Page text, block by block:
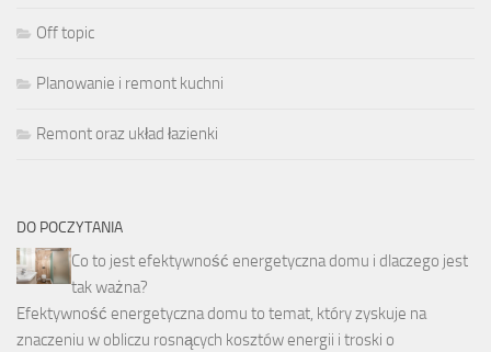
Off topic
Planowanie i remont kuchni
Remont oraz układ łazienki
DO POCZYTANIA
Co to jest efektywność energetyczna domu i dlaczego jest
tak ważna?
Efektywność energetyczna domu to temat, który zyskuje na
znaczeniu w obliczu rosnących kosztów energii i troski o